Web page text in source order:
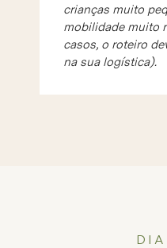
crianças muito
mobilidade muito
casos, o roteiro
na sua logística).